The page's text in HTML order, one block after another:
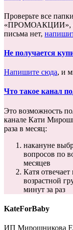
Проверьте все
«ПРОМОАКЦИИ»,
письма нет,
Не получается
Напишите сюда, и
Что такое канал
Это возможность
канале Кати
раза в месяц:
накануне
вопросов по
месяцев
Катя
возрастной
минут за раз
KateForBaby
ИП Мирошникова